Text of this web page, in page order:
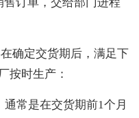
定交货期后，满足下
按时生产：
常是在交货期前1个月